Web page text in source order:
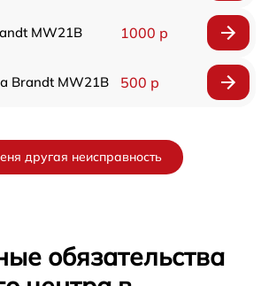
MW21B 1000 р
Brandt MW21B 500 р
другая неисправность
обязательства